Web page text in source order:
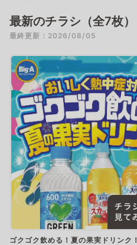
最新のチラシ（全7枚）
最終更新：2026/08/05
ゴクゴク飲める！夏の果実ドリンク！